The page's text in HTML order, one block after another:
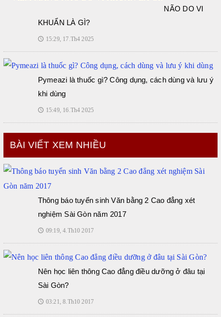
NÃO DO VI
KHUẨN LÀ GÌ?
🕔 15:29, 17.Th4 2025
Pymeazi là thuốc gì? Công dụng, cách dùng và lưu ý
khi dùng
🕔 15:49, 16.Th4 2025
BÀI VIẾT XEM NHIỀU
Thông báo tuyển sinh Văn bằng 2 Cao đẳng xét
nghiệm Sài Gòn năm 2017
🕔 09:19, 4.Th10 2017
Nên học liên thông Cao đẳng điều dưỡng ở đâu tại
Sài Gòn?
🕔 03:21, 8.Th10 2017